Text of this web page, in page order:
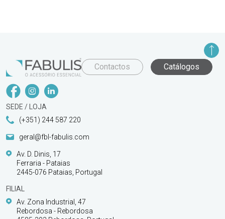
Contactos Catálogos
SEDE / LOJA
(+351) 244 587 220
geral@fbl-fabulis.com
Av. D. Dinis, 17
Ferraria - Pataias
2445-076 Pataias, Portugal
FILIAL
Av. Zona Industrial, 47
Rebordosa - Rebordosa